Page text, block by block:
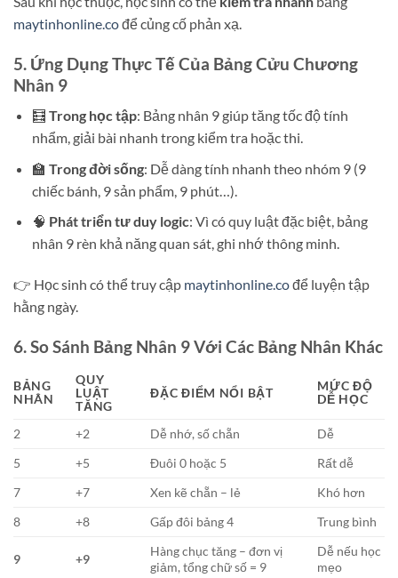
maytinhonline.cođể củng cố phản xạ.
5. Ứng Dụng Thực Tế Của Bảng Cửu Chương
Nhân 9
🧮 Trong học tập: Bảng nhân 9 giúp tăng tốc độ tính
nhẩm, giải bài nhanh trong kiểm tra hoặc thi.
🏫 Trong đời sống: Dễ dàng tính nhanh theo nhóm 9 (9
chiếc bánh, 9 sản phẩm, 9 phút…).
🧠 Phát triển tư duy logic: Vì có quy luật đặc biệt, bảng
nhân 9 rèn khả năng quan sát, ghi nhớ thông minh.
👉 Học sinh có thể truy cập maytinhonline.cođể luyện tập
hằng ngày.
6. So Sánh Bảng Nhân 9 Với Các Bảng Nhân Khác
BẢNG
NHÂN
QUY
LUẬT
TĂNG
ĐẶC ĐIỂM NỔI BẬT
MỨC ĐỘ
DỄ HỌC
2 +2 Dễ nhớ, số chẵn
Dễ
5
+5 Đuôi 0 hoặc 5
Rất dễ
7
+7 Xen kẽ chẵn – lẻ
Khó hơn
8
+8 Gấp đôi bảng 4 Trung bình
9 +9
Hàng chục tăng – đơn vị
giảm, tổng chữ số = 9
Dễ nếu học
mẹo